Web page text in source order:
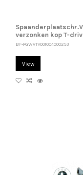
verzonken kop T-
BF-PGWVTV001004000253
View